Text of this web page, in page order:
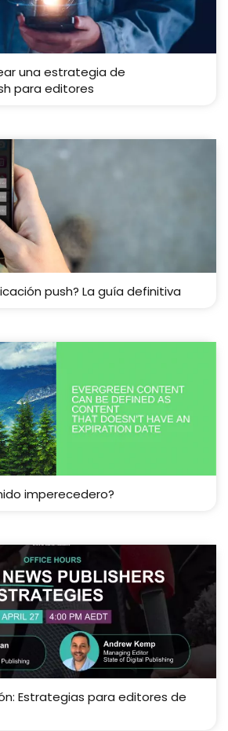
una estrategia de
para editores
push? La guía definitiva
imperecedero?
Estrategias para editores de